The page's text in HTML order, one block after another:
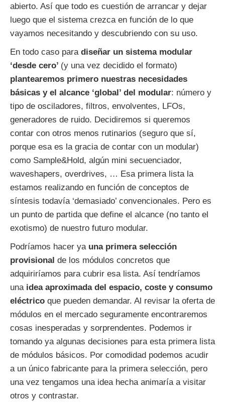
abierto. Así que todo es cuestión de arrancar y dejar
luego que el sistema crezca en función de lo que
vayamos necesitando y descubriendo con su uso.
En todo caso para diseñar un sistema modular
‘desde cero’ (y una vez decidido el formato)
plantearemos primero nuestras necesidades
básicas y el alcance ‘global’ del modular: número y
tipo de osciladores, filtros, envolventes, LFOs,
generadores de ruido. Decidiremos si queremos
contar con otros menos rutinarios (seguro que sí,
porque esa es la gracia de contar con un modular)
como Sample&Hold, algún mini secuenciador,
waveshapers, overdrives, … Esa primera lista la
estamos realizando en función de conceptos de
síntesis todavía ‘demasiado’ convencionales. Pero es
un punto de partida que define el alcance (no tanto el
exotismo) de nuestro futuro modular.
Podríamos hacer ya una primera selección
provisional de los módulos concretos que
adquiriríamos para cubrir esa lista. Así tendríamos
una idea aproximada del espacio, coste y consumo
eléctrico que pueden demandar. Al revisar la oferta de
módulos en el mercado seguramente encontraremos
cosas inesperadas y sorprendentes. Podemos ir
tomando ya algunas decisiones para esta primera lista
de módulos básicos. Por comodidad podemos acudir
a un único fabricante para la primera selección, pero
una vez tengamos una idea hecha animaría a visitar
otros y contrastar.